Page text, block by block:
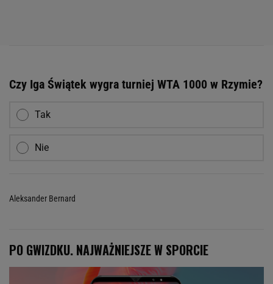
Czy Iga Świątek wygra turniej WTA 1000 w Rzymie?
Tak
Nie
Aleksander Bernard